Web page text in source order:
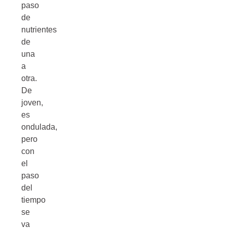
paso
de
nutrientes
de
una
a
otra.
De
joven,
es
ondulada,
pero
con
el
paso
del
tiempo
se
va